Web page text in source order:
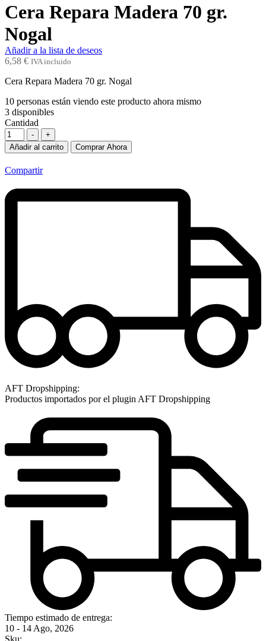
Cera Repara Madera 70 gr.
Nogal
Añadir a la lista de deseos
6,58 € IVA incluido
Cera Repara Madera 70 gr. Nogal
10 personas están viendo este producto ahora mismo
3 disponibles
Cantidad
-
+
Añadir al carrito
Comprar Ahora
Compartir
AFT Dropshipping:
Productos importados por el plugin AFT Dropshipping
Tiempo estimado de entrega:
10 - 14 Ago, 2026
Sku: